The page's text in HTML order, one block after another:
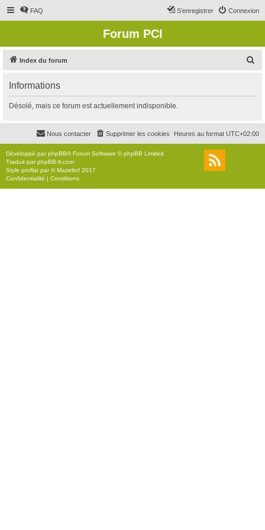
FAQ Connexion
S’enregistrer
Forum PCI
Index du forum
r
c
r
Informations
Désolé, mais ce forum est actuellement indisponible.
Heures au format UTC+02:00
Supprimer les cookies
Nous contacter
Développé parphpBB® Forum Software © phpBB Limited
Traduit parphpBB-fr.com
Style proflat par ©Mazeltof 2017
Confidentialité | Conditions